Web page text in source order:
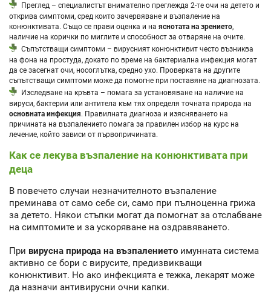
Преглед – специалистът внимателно преглежда 2-те очи на детето и
открива симптоми, сред които зачервяване и възпаление на
конюнктивата. Също се прави оценка и на яснотата на зрението,
наличие на корички по миглите и способност за отваряне на очите.
Съпътстващи симптоми – вирусният конюнктивит често възниква
на фона на простуда, докато по време на бактериална инфекция могат
да се засегнат очи, носоглътка, средно ухо. Проверката на другите
съпътстващи симптоми може да помогне при поставяне на диагнозата.
Изследване на кръвта – помага за установяване на наличие на
вируси, бактерии или антитела към тях определя точната природа на
основната инфекция. Правилната диагноза и изясняването на
причината на възпалението помага за правилен избор на курс на
лечение, който зависи от първопричината.
Как се лекува възпаление на конюнктивата при
деца
В повечето случаи незначителното възпаление
преминава от само себе си, само при пълноценна грижа
за детето. Някои стъпки могат да помогнат за отслабване
на симптомите и за ускоряване на оздравяването.
При вирусна природа на възпалението имунната система
активно се бори с вирусите, предизвикващи
конюнктивит. Но ако инфекцията е тежка, лекарят може
да назначи антивирусни очни капки.